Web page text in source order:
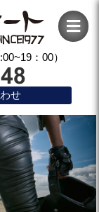
：00）
せ